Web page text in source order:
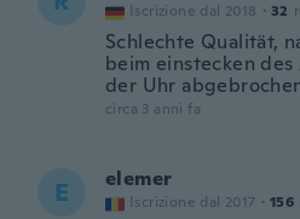
Iscrizione dal 2018 · 32
Schlechte Qualität,
beim einstecken
der Uhr
circa 3 anni fa
E elemer
Iscrizione dal 2017 · 156